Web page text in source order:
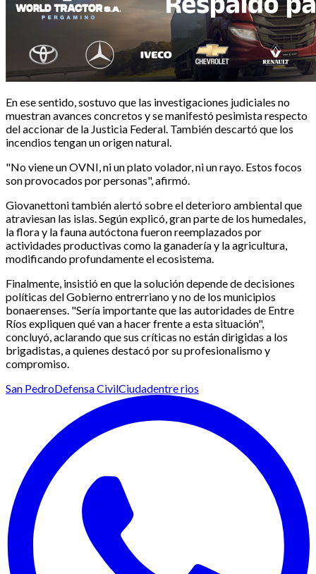
En ese sentido, sostuvo que las investigaciones judiciales no
muestran avances concretos y se manifestó pesimista respecto
del accionar de la Justicia Federal. También descartó que los
incendios tengan un origen natural.
"No viene un OVNI, ni un plato volador, ni un rayo. Estos focos
son provocados por personas", afirmó.
Giovanettoni también alertó sobre el deterioro ambiental que
atraviesan las islas. Según explicó, gran parte de los humedales,
la flora y la fauna autóctona fueron reemplazados por
actividades productivas como la ganadería y la agricultura,
modificando profundamente el ecosistema.
Finalmente, insistió en que la solución depende de decisiones
políticas del Gobierno entrerriano y no de los municipios
bonaerenses. "Sería importante que las autoridades de Entre
Ríos expliquen qué van a hacer frente a esta situación",
concluyó, aclarando que sus críticas no están dirigidas a los
brigadistas, a quienes destacó por su profesionalismo y
compromiso.
San PedroDefensa CivilCiudadentre rios